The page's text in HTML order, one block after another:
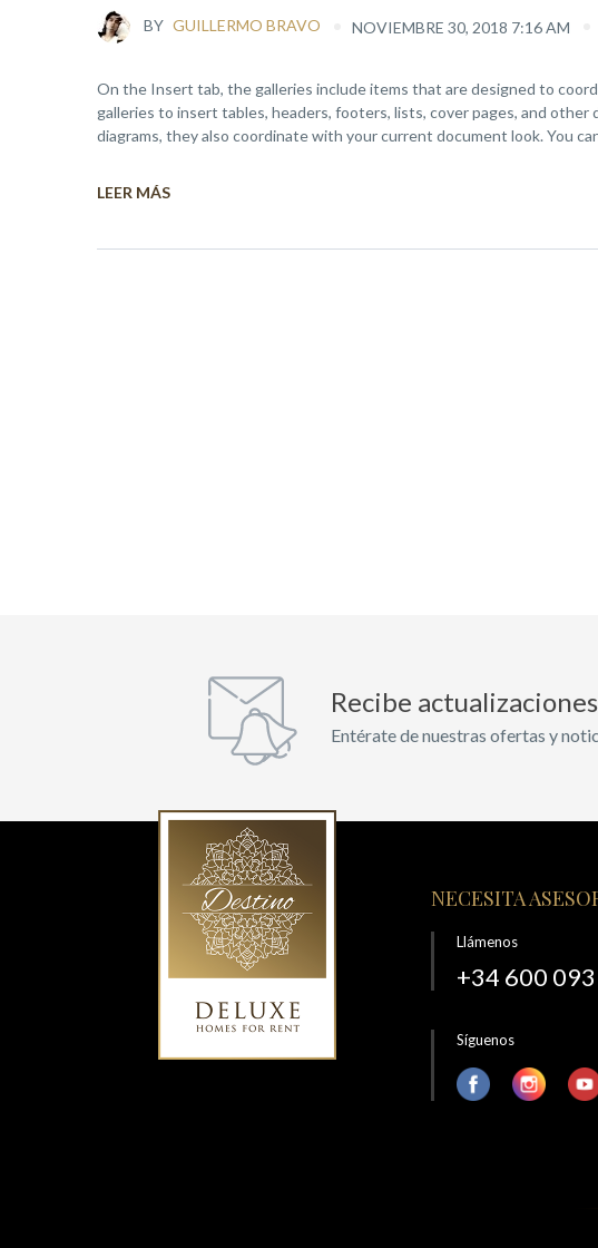
BY GUILLERMO BRAVO NOVIEMBRE 30, 2018 7:16 AM
On the Insert tab, the galleries include items that are designed to
galleries to insert tables, headers, footers, lists, cover pages, and
diagrams, they also coordinate with your current document look. You
LEER MÁS
Recibe
Entérate de nuestras ofertas y
NECESITA
Llámenos
+34 600
Síguenos